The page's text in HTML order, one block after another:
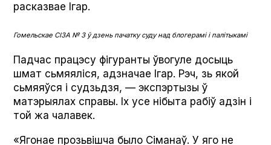
расказвае Ігар.
Гомельскае СІЗА № 3 ў дзень пачатку суду над блогерамі і палітыкамі
Падчас працэсу фігуранты ўвогуле досыць
шмат сьмяяліся, адзначае Ігар. Рэч, зь якой
сьмяяўся і судзьдзя, — экспэртызы ў
матэрыялах справы. Іх усе нібыта рабіў адзін і
той жа чалавек.
«Ягонае прозьвішча было Сіманаў. У яго не